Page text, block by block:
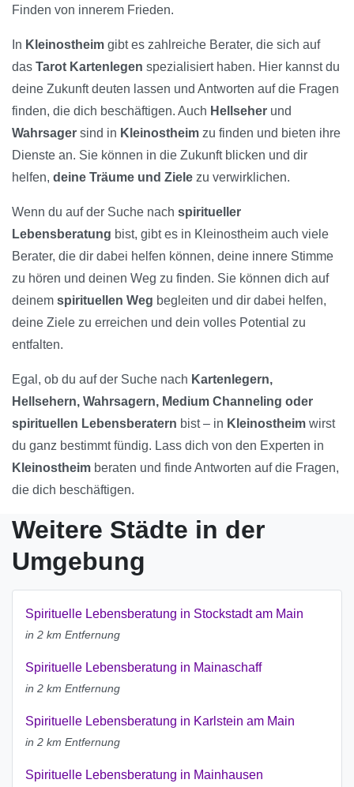
Finden von innerem Frieden.
In Kleinostheim gibt es zahlreiche Berater, die sich auf
das Tarot Kartenlegen spezialisiert haben. Hier kannst du
deine Zukunft deuten lassen und Antworten auf die Fragen
finden, die dich beschäftigen. Auch Hellseher und
Wahrsager sind in Kleinostheim zu finden und bieten ihre
Dienste an. Sie können in die Zukunft blicken und dir
helfen, deine Träume und Ziele zu verwirklichen.
Wenn du auf der Suche nach spiritueller
Lebensberatung bist, gibt es in Kleinostheim auch viele
Berater, die dir dabei helfen können, deine innere Stimme
zu hören und deinen Weg zu finden. Sie können dich auf
deinem spirituellen Weg begleiten und dir dabei helfen,
deine Ziele zu erreichen und dein volles Potential zu
entfalten.
Egal, ob du auf der Suche nach Kartenlegern,
Hellsehern, Wahrsagern, Medium Channeling oder
spirituellen Lebensberatern bist – in Kleinostheim wirst
du ganz bestimmt fündig. Lass dich von den Experten in
Kleinostheim beraten und finde Antworten auf die Fragen,
die dich beschäftigen.
Weitere Städte in der
Umgebung
Spirituelle Lebensberatung in Stockstadt am Main
in 2 km Entfernung
Spirituelle Lebensberatung in Mainaschaff
in 2 km Entfernung
Spirituelle Lebensberatung in Karlstein am Main
in 2 km Entfernung
Spirituelle Lebensberatung in Mainhausen